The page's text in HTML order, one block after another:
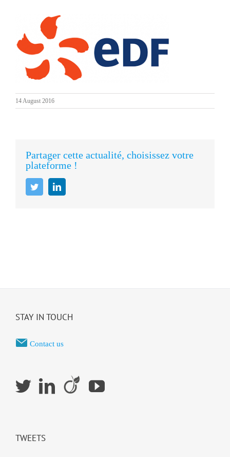
14 August 2016
Partager cette actualité, choisissez votre
plateforme !
TwitterLinkedIn
STAY IN TOUCH
Contact us
TWEETS